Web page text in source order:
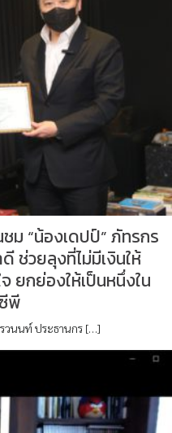
ม “น้องเดปป์” ภัทรกร
ช่วยลุงที่ไม่มีเงินให้
ยกย่องให้เป็นหนึ่งใน
พี
นนท์ ประธานกร […]